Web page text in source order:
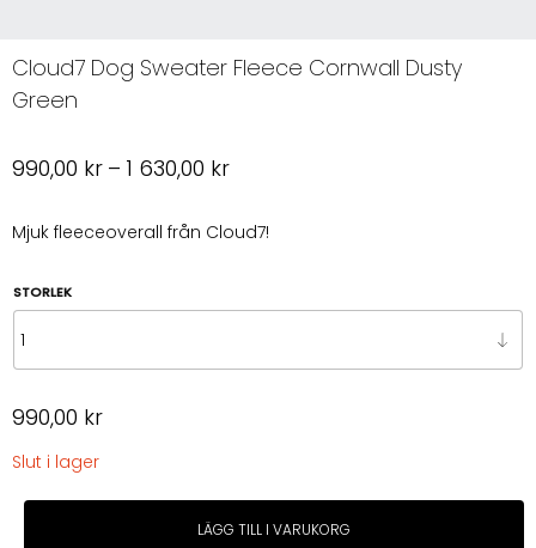
Cloud7 Dog Sweater Fleece Cornwall Dusty
Green
990,00 kr – 1 630,00 krPrisintervall:
till
Mjuk fleeceoverall från Cloud7!
STORLEK
990,00 kr
Slut i lager
Cloud7
LÄGG TILL I VARUKORG